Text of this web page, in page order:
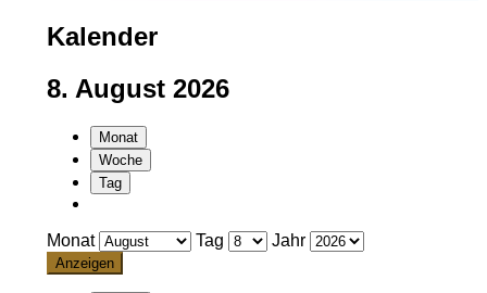
Kalender
8. August 2026
Monat
Woche
Tag
Monat Tag Jahr